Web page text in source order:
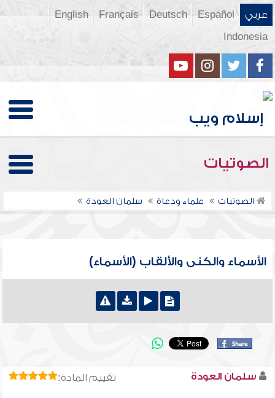
عربي Español
Deutsch
Français
English
Indonesia
الصوتيات
الصوتيات علماء ودعاة سلمان العودة
الأسماء والكنى والألقاب (الأسماء)
تقييم المادة: سلمان العودة